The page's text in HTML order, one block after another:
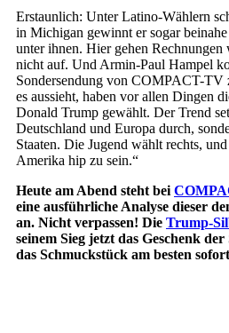
Erstaunlich: Unter Latino-Wählern
in Michigan gewinnt er sogar
unter ihnen. Hier gehen
nicht auf. Und Armin-Paul Hampel
Sondersendung von COMPACT-TV
es aussieht, haben vor allen Dingen
Donald Trump gewählt. Der Trend
Deutschland und Europa durch,
Staaten. Die Jugend wählt rechts,
Amerika hip zu sein.“
Heute am Abend steht bei
eine ausführliche Analyse dieser
an. Nicht verpassen! Die Trump-
seinem Sieg jetzt das Geschenk
das Schmuckstück am besten